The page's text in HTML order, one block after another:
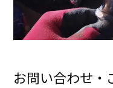
お問い合わせ・